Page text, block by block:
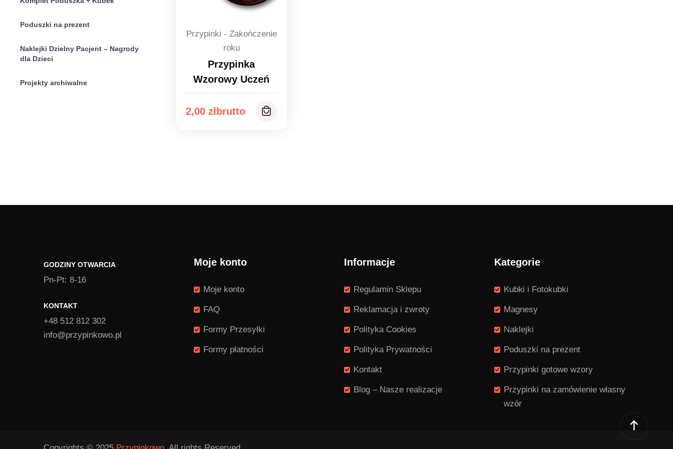
Poduszki na prezent
Naklejki Dzielny Pacjent – Nagrody
dla Dzieci
Projekty archiwalne
Przypinki - Zakończenie
roku
Przypinka
Wzorowy Uczeń
2,00 zł
Zakres
GODZINY OTWARCIA
Pn-Pt: 8-16
KONTAKT
+48 512 812 302
info@przypinkowo.pl
Moje konto
Moje konto
FAQ
Formy Przesyłki
Formy płatności
Informacje
Regulamin Sklepu
Reklamacja i zwroty
Polityka Cookies
Polityka Prywatności
Kontakt
Blog – Nasze realizacje
Kategorie
Kubki i Fotokubki
Magnesy
Naklejki
Poduszki na prezent
Przypinki gotowe wzory
Przypinki na zamówienie własny
wzór